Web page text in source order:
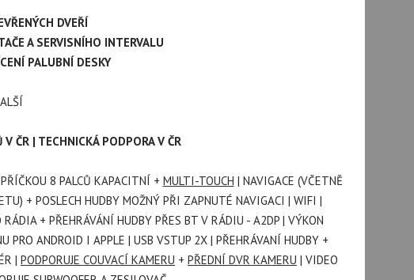
DVEŘÍ
A SERVISNÍHO INTERVALU
PALUBNÍ DESKY
ČR | TECHNICKÁ PODPORA V ČR
8 PALCŮ KAPACITNÍ + MULTI-TOUCH | NAVIGACE (VČETNĚ
+ POSLECH HUDBY MOŽNÝ PŘI ZAPNUTÉ NAVIGACI | WIFI |
+ PŘEHRÁVÁNÍ HUDBY PŘES BT V RÁDIU - A2DP | VÝKON
ANDROID I APPLE | USB VSTUP 2X | PŘEHRÁVANÍ HUDBY +
| PODPORUJE COUVACÍ KAMERU + PŘEDNÍ DVR KAMERU | VIDEO